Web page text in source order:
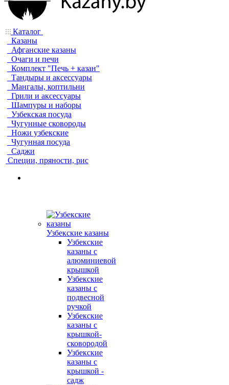
Каталог
Казаны
Афганские казаны
Очаги и печи
Комплект "Печь + казан"
Тандыры и аксессуары
Мангалы, коптильни
Грили и аксессуары
Шампуры и наборы
Узбекская посуда
Чугунные сковороды
Ножи узбекские
Чугунная посуда
Саджи
Специи, пряности, рис
Узбекские казаны
Узбекские
казаны с
алюминиевой
крышкой
Узбекские
казаны с
подвесной
ручкой
Узбекские
казаны с
крышкой-
сковородой
Узбекские
казаны с
крышкой -
садж